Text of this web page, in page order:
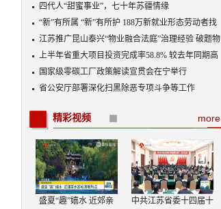
四代人“甜蜜事业”，七十年苏疆情缘
“新”有所属 “新”有所护 188万新就业形态劳动者找
到“娘家”
江苏推广昆山泰兴“物业融合法庭”治理经验 破题物
业治理“老大难”
上半年省重大项目投资完成率58.8% 较去年同期高
出3.5个百分点
国家级零碳工厂政策解读宣贯会在宁举行
省公安厅部署深化扫黑除恶专项斗争等工作
more
精彩视频
盛夏“趣”嬉水 近郊亲
中共江苏省委十四届十